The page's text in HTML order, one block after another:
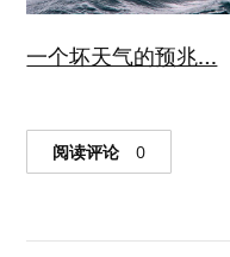
一个坏天气的预兆…
阅读评论 0